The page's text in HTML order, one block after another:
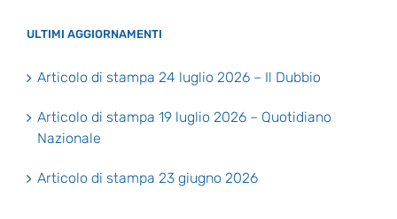
ULTIMI AGGIORNAMENTI
Articolo di stampa 24 luglio 2026 – Il Dubbio
Articolo di stampa 19 luglio 2026 – Quotidiano
Nazionale
Articolo di stampa 23 giugno 2026